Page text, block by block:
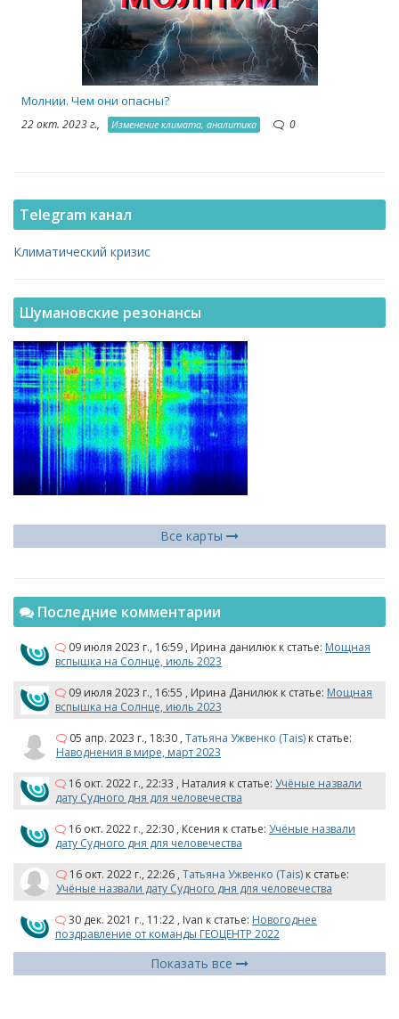
Молнии. Чем они опасны?
22 окт. 2023 г., Изменение климата, аналитика 0
Telegram канал
Климатический кризис
Шумановские резонансы
Все карты
Последние комментарии
09 июля 2023 г., 16:59 , Ирина данилюк к статье: Мощная
вспышка на Солнце, июль 2023
09 июля 2023 г., 16:55 , Ирина Данилюк к статье: Мощная
вспышка на Солнце, июль 2023
05 апр. 2023 г., 18:30 , Татьяна Ужвенко (Tais) к статье:
Наводнения в мире, март 2023
16 окт. 2022 г., 22:33 , Наталия к статье: Учёные назвали
дату Судного дня для человечества
16 окт. 2022 г., 22:30 , Ксения к статье: Учёные назвали
дату Судного дня для человечества
16 окт. 2022 г., 22:26 , Татьяна Ужвенко (Tais) к статье:
Учёные назвали дату Судного дня для человечества
30 дек. 2021 г., 11:22 , Ivan к статье: Новогоднее
поздравление от команды ГЕОЦЕНТР 2022
Показать все